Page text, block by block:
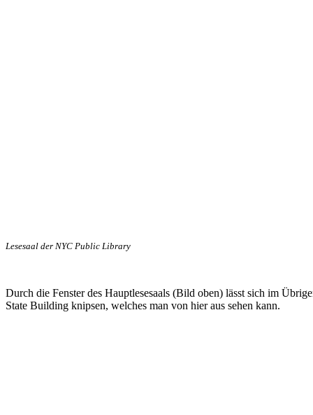
Lesesaal der NYC Public Library
Durch die Fenster des Hauptlesesaals (Bild oben) lässt sich im
State Building knipsen, welches man von hier aus sehen kann.